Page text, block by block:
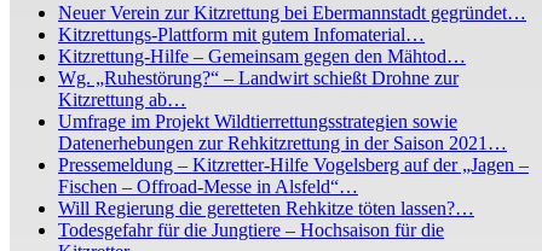
Neuer Verein zur Kitzrettung bei Ebermannstadt gegründet…
Kitzrettungs-Plattform mit gutem Infomaterial…
Kitzrettung-Hilfe – Gemeinsam gegen den Mähtod…
Wg. „Ruhestörung?“ – Landwirt schießt Drohne zur
Kitzrettung ab…
Umfrage im Projekt Wildtierrettungsstrategien sowie
Datenerhebungen zur Rehkitzrettung in der Saison 2021…
Pressemeldung – Kitzretter-Hilfe Vogelsberg auf der „Jagen –
Fischen – Offroad-Messe in Alsfeld“…
Will Regierung die geretteten Rehkitze töten lassen?…
Todesgefahr für die Jungtiere – Hochsaison für die